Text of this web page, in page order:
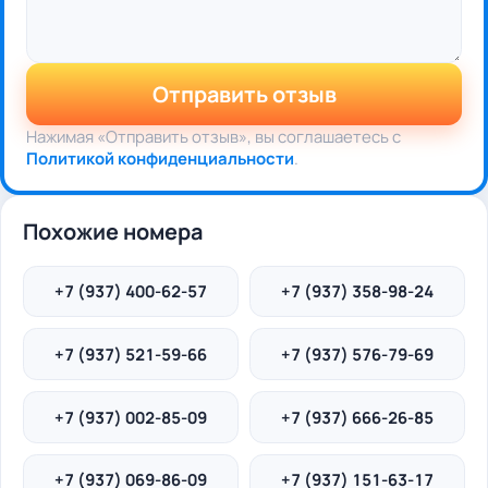
Отправить отзыв
Нажимая «Отправить отзыв», вы соглашаетесь с
Политикой конфиденциальности.
Похожие номера
+7 (937) 400-62-57 +7 (937) 358-98-24
+7 (937) 521-59-66 +7 (937) 576-79-69
+7 (937) 002-85-09 +7 (937) 666-26-85
+7 (937) 069-86-09 +7 (937) 151-63-17